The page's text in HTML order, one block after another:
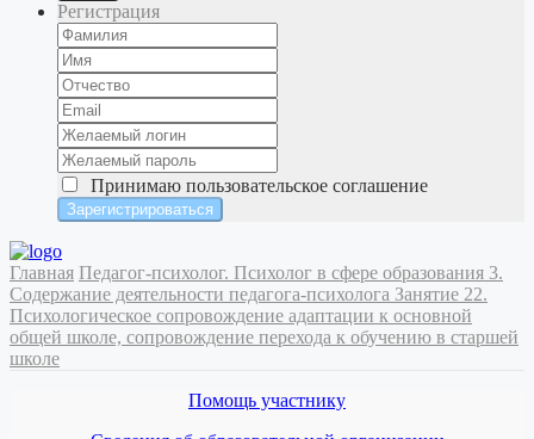
Регистрация
Принимаю пользовательское соглашение
Главная Педагог-психолог. Психолог в сфере образования 3.
Содержание деятельности педагога-психолога Занятие 22.
Психологическое сопровождение адаптации к основной
общей школе, сопровождение перехода к обучению в старшей
школе
Помощь участнику